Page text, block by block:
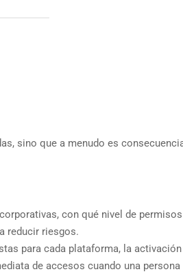
sino que a menudo es
con qué nivel de
reducir riesgos.
para cada plataforma, la
de accesos cuando una persona